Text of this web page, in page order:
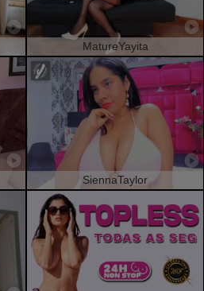
MatureYayita
SiennaTaylor